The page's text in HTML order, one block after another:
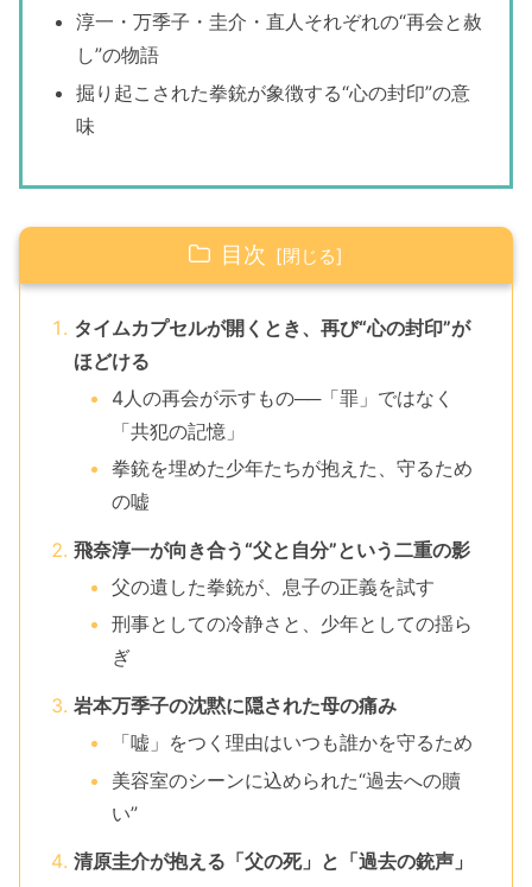
淳一・万季子・圭介・直人それぞれの“再会と赦
し”の物語
掘り起こされた拳銃が象徴する“心の封印”の意
味
目次
タイムカプセルが開くとき、再び“心の封印”が
ほどける
4人の再会が示すもの──「罪」ではなく
「共犯の記憶」
拳銃を埋めた少年たちが抱えた、守るため
の嘘
飛奈淳一が向き合う“父と自分”という二重の影
父の遺した拳銃が、息子の正義を試す
刑事としての冷静さと、少年としての揺ら
ぎ
岩本万季子の沈黙に隠された母の痛み
「嘘」をつく理由はいつも誰かを守るため
美容室のシーンに込められた“過去への贖
い”
清原圭介が抱える「父の死」と「過去の銃声」